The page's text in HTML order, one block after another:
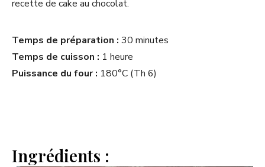
recette de cake au chocolat.
Temps de préparation : 30 minutes
Temps de cuisson : 1 heure
Puissance du four : 180°C (Th 6)
Ingrédients :